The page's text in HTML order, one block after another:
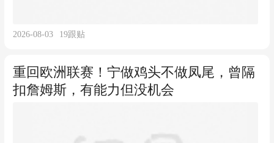
2026-08-03 19跟贴
重回欧洲联赛！宁做鸡头不做凤尾，曾隔
扣詹姆斯，有能力但没机会